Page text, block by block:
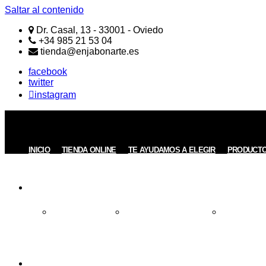
Saltar al contenido
Dr. Casal, 13 - 33001 - Oviedo
+34 985 21 53 04
tienda@enjabonarte.es
facebook
twitter
instagram
Artesanos
INICIO TIENDA ONLINE TE AYUDAMOS A ELEGIR